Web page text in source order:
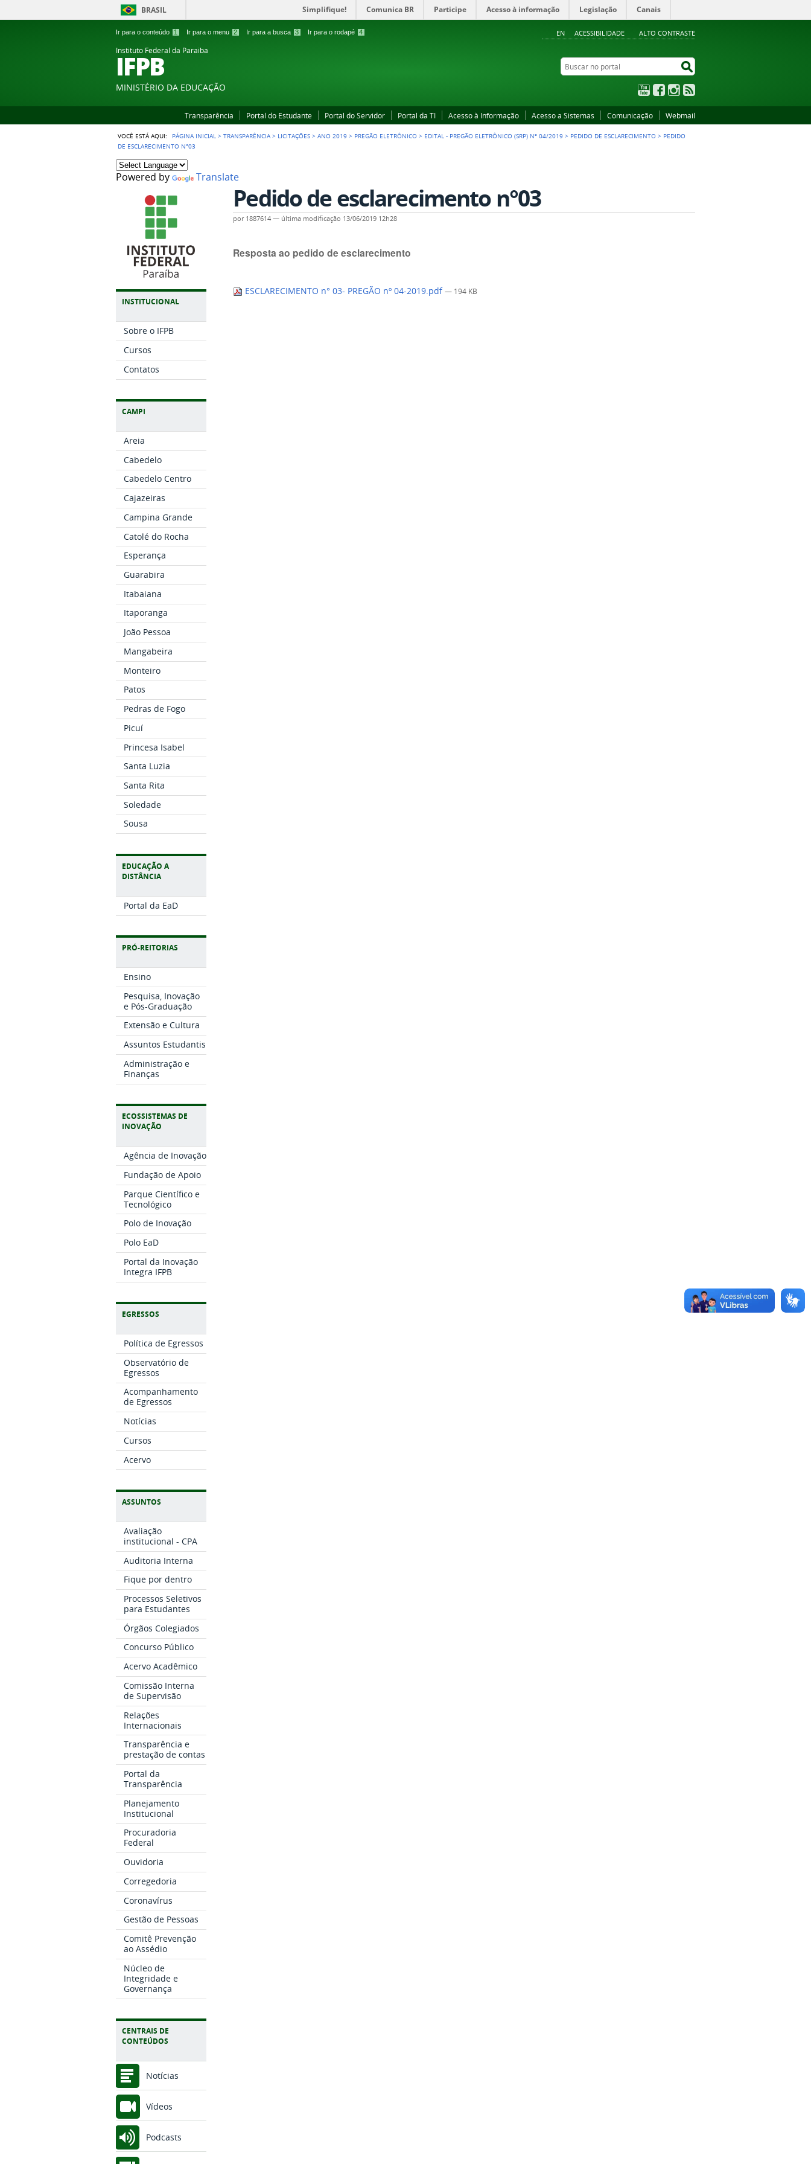
BRASIL Simplifique! Comunica BR Participe Acesso à informação Legislação Canais
Ir para o conteúdo 1 Ir para o menu 2 Ir para a busca 3 Ir para o rodapé 4 EN ACESSIBILIDADE ALTO CONTRASTE
Instituto Federal da Paraiba
IFPB
MINISTÉRIO DA EDUCAÇÃO
Buscar no portal
YouTubeFacebookInstagram
Transparência Portal do Estudante Portal do Servidor Portal da TI Acesso à Informação Acesso a Sistemas Comunicação Webmail
VOCÊ ESTÁ AQUI: PÁGINA INICIAL >TRANSPARÊNCIA > LICITAÇÕES >ANO 2019 > PREGÃO ELETRÔNICO > EDITAL - PREGÃO ELETRÔNICO (SRP) Nº 04/2019 > PEDIDO DE ESCLARECIMENTO > PEDIDO
DE ESCLARECIMENTO N°03
Powered by Translate
INSTITUCIONAL
Sobre o IFPB
Cursos
Contatos
CAMPI
Areia
Cabedelo
Cabedelo Centro
Cajazeiras
Campina Grande
Catolé do Rocha
Esperança
Guarabira
Itabaiana
Itaporanga
João Pessoa
Mangabeira
Monteiro
Patos
Pedras de Fogo
Picuí
Princesa Isabel
Santa Luzia
Santa Rita
Soledade
Sousa
EDUCAÇÃO A
DISTÂNCIA
Portal da EaD
PRÓ-REITORIAS
Ensino
Pesquisa, Inovação
e Pós-Graduação
Extensão e Cultura
Assuntos Estudantis
Administração e
Finanças
ECOSSISTEMAS DE
INOVAÇÃO
Agência de Inovação
Fundação de Apoio
Parque Científico e
Tecnológico
Polo de Inovação
Polo EaD
Portal da Inovação
Integra IFPB
EGRESSOS
Política de Egressos
Observatório de
Egressos
Acompanhamento
de Egressos
Notícias
Cursos
Acervo
ASSUNTOS
Avaliação
institucional - CPA
Auditoria Interna
Fique por dentro
Processos Seletivos
para Estudantes
Órgãos Colegiados
Concurso Público
Acervo Acadêmico
Comissão Interna
de Supervisão
Relações
Internacionais
Transparência e
prestação de contas
Portal da
Transparência
Planejamento
Institucional
Procuradoria
Federal
Ouvidoria
Corregedoria
Coronavírus
Gestão de Pessoas
Comitê Prevenção
ao Assédio
Núcleo de
Integridade e
Governança
CENTRAIS DE
CONTEÚDOS
Notícias
Vídeos
Podcasts
Pedido de esclarecimento n°03
por 1887614 — última modificação 13/06/2019 12h28
Resposta ao pedido de esclarecimento
ESCLARECIMENTO n° 03- PREGÃO nº 04-2019.pdf— 194 KB